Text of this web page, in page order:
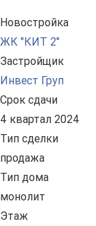
Новостройка
ЖК "КИТ 2"
Застройщик
Инвест Груп
Срок сдачи
4 квартал 2024
Тип сделки
продажа
Тип дома
монолит
Этаж